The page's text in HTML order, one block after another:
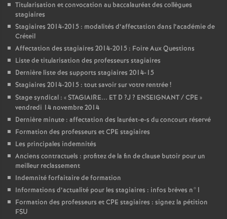
Titularisation et convocation au baccalauréat des collègues
stagiaires
Stagiaires 2014-2015 : modalités d’affectation dans l’académie de
Créteil
Affectation des stagiaires 2014-2015 : Foire Aux Questions
Liste de titularisation des professeurs stagiaires
Dernière liste des supports stagiaires 2014-15
Stagiaires 2014-2015 : tout savoir sur votre rentrée!
Stage syndical : «STAGIAIRE... ET D ?J ? ENSEIGNANT/CPE »
vendredi 14 novembre 2014
Dernière minute : affectation des lauréat-e-s du concours réservé
Formation des professeurs etCPE stagiaires
Les principales indemnités
Anciens contractuels : profitez de la fin de clause butoir pour un
meilleur reclassement
Indemnité forfaitaire de formation
Informations d’actualité pour les stagiaires : infos brèves n°1
Formation des professeurs etCPE stagiaires : signez la pétition
FSU